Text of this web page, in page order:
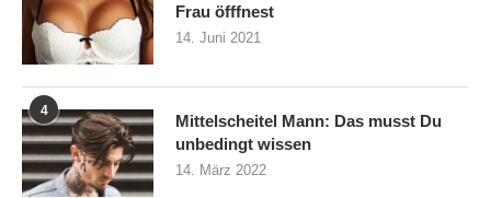
Frau öfffnest
14. Juni 2021
4
Mittelscheitel Mann: Das musst Du
unbedingt wissen
14. März 2022